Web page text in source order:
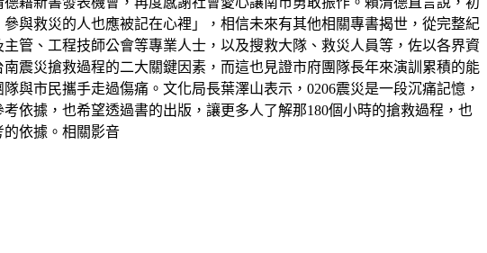
與救災的人也應被記在心裡」，相信未來有其他相關專書揭世，從完整紀
管、工程技師公會等專業人士，以及搜救大隊、救災人員等，佐以各界資
震災搶救過程的二大關鍵因素，而這也見證市府團隊長年來演訓累積的能
與市民攜手走過傷痛。文化局長葉澤山表示，0206震災是一段沉痛記憶，
依據，也希望透過書的出版，讓更多人了解那180個小時的搶救過程，也
依據。相關影音